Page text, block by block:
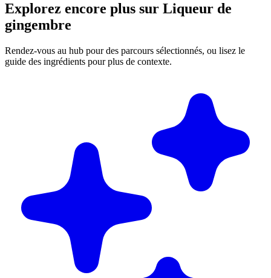
Explorez encore plus sur Liqueur de
gingembre
Rendez-vous au hub pour des parcours sélectionnés, ou lisez le
guide des ingrédients pour plus de contexte.